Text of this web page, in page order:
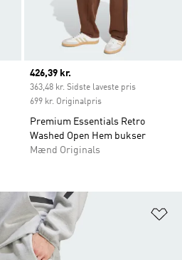
Current price
426,39 kr.
363,48 kr. Sidste laveste pris
699 kr. Originalpris
Premium Essentials Retro
Washed Open Hem bukser
Mænd Originals